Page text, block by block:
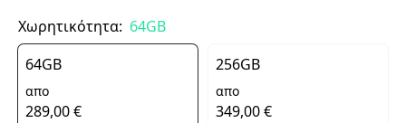
Χωρητικότητα: 64GB
64GB
απο
289,00 €
256GB
απο
349,00 €